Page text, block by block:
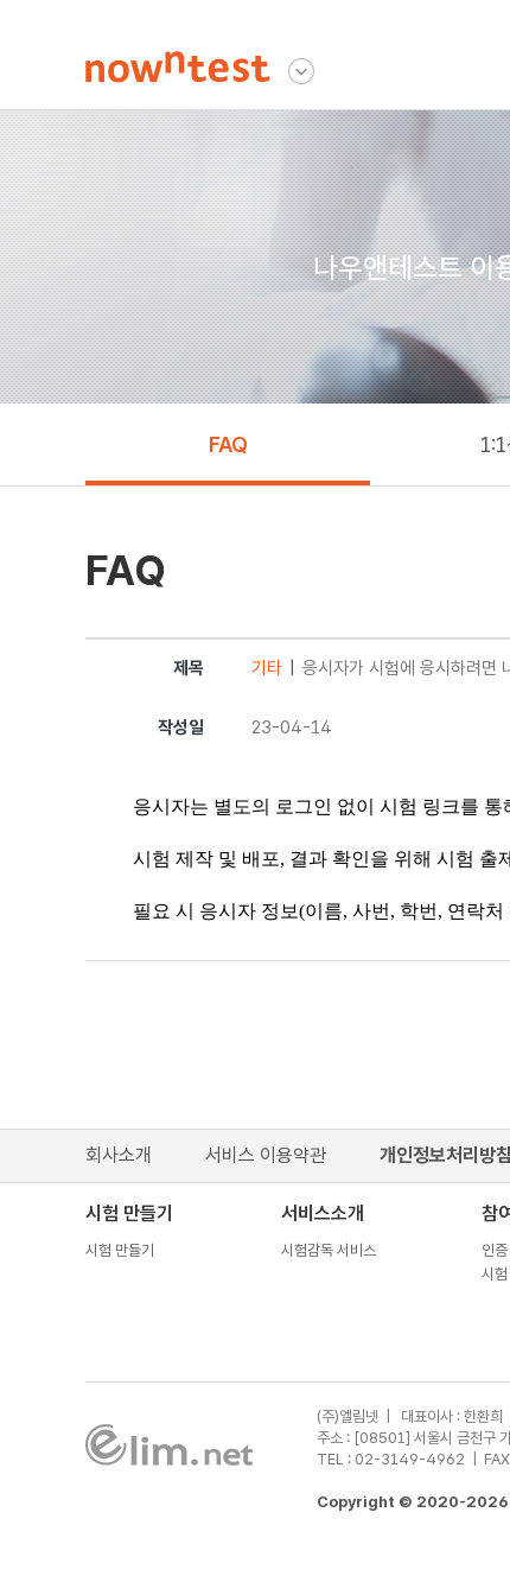
다른사이트 보기
나우앤테스트 이
FAQ
FAQ
제목 기타 응시자가 시험에 응시하려면
작성일 23-04-14
응시자는 별도의 로그인 없이 시험 링크를 통
시험 제작 및 배포, 결과 확인을 위해 시험
필요 시 응시자 정보(이름, 사번, 학번, 연락
회사소개 서비스 이용약관 개인정보처리방침
시험 만들기
시험 만들기
서비스소개
시험감독 서비스
참
인
시
(주)엘림넷 | 대표이사 : 한환
주소 : [08501] 서울시 금천구
TEL : 02-3149-4962 |
Copyright © 2020-2026